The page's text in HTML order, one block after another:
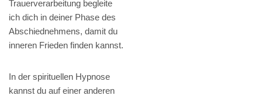
Trauerverarbeitung begleite
ich dich in deiner Phase des
Abschiednehmens, damit du
inneren Frieden finden kannst.
In der spirituellen Hypnose
kannst du auf einer anderen